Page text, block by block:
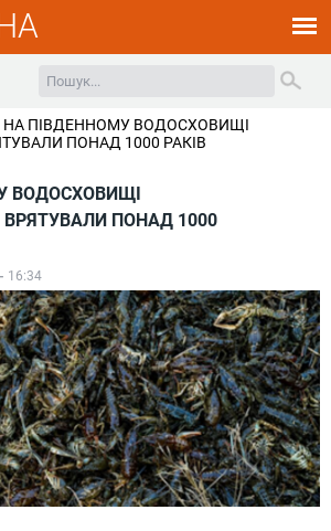
НА ПІВДЕННОМУ ВОДОСХОВИЩІ
ПОНАД 1000 РАКІВ
ВОДОСХОВИЩІ
ПОНАД 1000
16:34